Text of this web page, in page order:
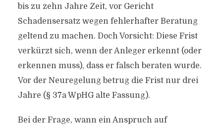
bis zu zehn Jahre Zeit, vor Gericht
Schadensersatz wegen fehlerhafter Beratung
geltend zu machen. Doch Vorsicht: Diese Frist
verkürzt sich, wenn der Anleger erkennt (oder
erkennen muss), dass er falsch beraten wurde.
Vor der Neuregelung betrug die Frist nur drei
Jahre (§ 37a WpHG alte Fassung).
Bei der Frage, wann ein Anspruch auf